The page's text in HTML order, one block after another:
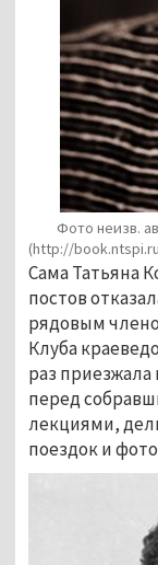
Фото неизв.
(http://
Сама Татьяна
постов
рядовым
Клуба
раз
перед
лекциями,
поездок и